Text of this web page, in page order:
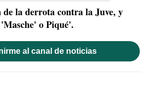
la derrota contra la Juve, y
o Piqué'.
al canal de noticias